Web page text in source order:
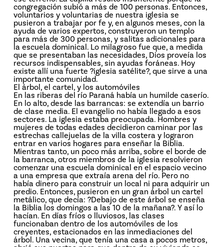
congregación subió a más de 100 personas. Entonces,
voluntarios y voluntarias de nuestra iglesia se
pusieron a trabajar por fe y, en algunos meses, con la
ayuda de varios expertos, construyeron un templo
para más de 300 personas, y salitas adicionales para
la escuela dominical. Lo milagroso fue que, a medida
que se presentaban las necesidades, Dios proveía los
recursos indispensables, sin ayudas foráneas. Hoy
existe allí una fuerte ?iglesia satélite?, que sirve a una
importante comunidad.
El árbol, el cartel, y los automóviles
En las riberas del río Paraná había un humilde caserío.
En lo alto, desde las barrancas: se extendía un barrio
de clase media. El evangelio no había llegado a esos
sectores. La iglesia estaba preocupada. Hombres y
mujeres de todas edades decidieron caminar por las
estrechas callejuelas de la villa costera y lograron
entrar en varios hogares para enseñar la Biblia.
Mientras tanto, un poco más arriba, sobre el borde de
la barranca, otros miembros de la iglesia resolvieron
comenzar una escuela dominical en el espacio vecino
a una empresa que extraía arena del río. Pero no
había dinero para construir un local ni para adquirir un
predio. Entonces, pusieron en un gran árbol un cartel
metálico, que decía: ?Debajo de este árbol se enseña
la Biblia los domingos a las 10 de la mañana?. Y así lo
hacían. En días fríos o lluviosos, las clases
funcionaban dentro de los automóviles de los
creyentes, estacionados en las inmediaciones del
árbol. Una vecina, que tenía una casa a pocos metros,